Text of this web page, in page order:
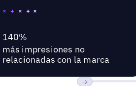
140%
más impresiones no
relacionadas con la marca